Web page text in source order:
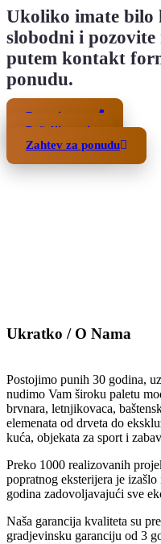
Ukoliko imate
slobodni i
putem kontakt
ponudu.
Pozovite nas
Pošaljite upit
Zahtev za ponudu
Ukratko / O Nama
Postojimo punih 30 godina,
nudimo Vam široku paletu
brvnara, letnjikovaca,
elemenata od drveta do
kuća, objekata za sport i
Preko 1000 realizovanih
popratnog eksterijera je
godina zadovoljavajući sve
Naša garancija kvaliteta su
gradjevinsku garanciju od 3